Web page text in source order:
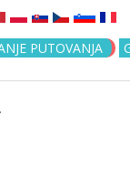
PUTOVANJA